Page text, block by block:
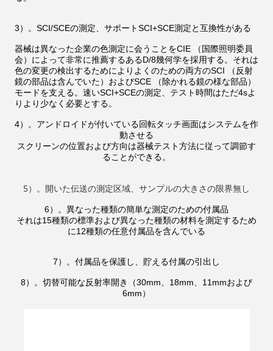
3）。SCI/SCEの測定、サポートSCI+SCE測定と互換性がある
器械は異なった企業の色測定に会うことをCIE （国際照明委員
会）によって非常に推薦するあるD/8幾何学を採用する。それは
色の変更の検出するためによりよくのための両方のSCI （反射
鏡の部品は含んでいた）およびSCE （除かれる鏡の様な部品）
モードを支える。速いSCI+SCEの測定、テスト時間はただ4sよ
りより少なく必要とする。
4）。アンドロイドが付いている回転タッチ画面はシステムを作
動させる
スクリーンの位置および方向は器械テスト方法に従って調節す
ることができる。
5）。開いた伝送の測定区域、サンプルの大きさの限界無し
6）。異なった種類の簡単な測定のための付属品
それは15種類の標準および異なった種類の材料を測定するため
に12種類の任意付属品を含んでいる
7）。付属品を保護し、貯える付属の引出し
8）。切替可能な反射率開き（30mm、18mm、11mmおよび
6mm）